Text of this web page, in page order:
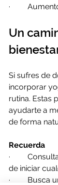
·
Un
Si sufres de
incorporar
rutina. Estas
ayudarte a
de forma
Recuerda
·
de iniciar
·